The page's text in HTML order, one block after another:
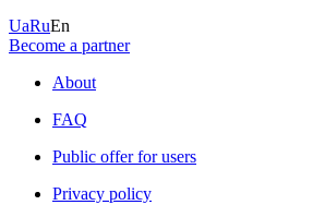
UaRuEn
Become a partner
About
FAQ
Public offer for users
Privacy policy